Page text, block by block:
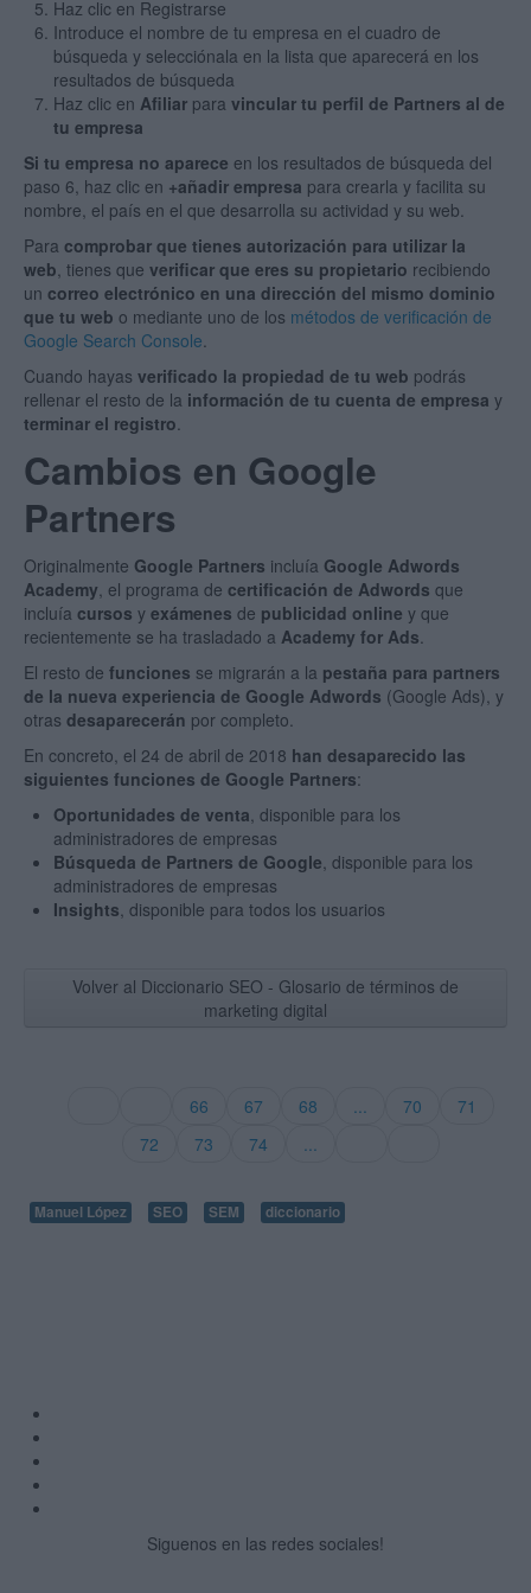
Haz clic en Registrarse
Introduce el nombre de tu empresa en el cuadro de
búsqueda y selecciónala en la lista que aparecerá en los
resultados de búsqueda
Haz clic en Afiliar para vincular tu perfil de Partners al de
tu empresa
Si tu empresa no aparece en los resultados de búsqueda del
paso 6, haz clic en +añadir empresa para crearla y facilita su
nombre, el país en el que desarrolla su actividad y su web.
Para comprobar que tienes autorización para utilizar la
web , tienes que verificar que eres su propietario recibiendo
un correo electrónico en una dirección del mismo dominio
que tu web o mediante uno de los métodos de verificación de
Google Search Console
Cuando hayas verificado la propiedad de tu web podrás
rellenar el resto de la información de tu cuenta de empresa y
terminar el registro
Cambios en Google
Partners
Originalmente Google Partners incluía Google Adwords
Academy , el programa de certificación de Adwords que
incluía cursos y exámenes de publicidad online y que
recientemente se ha trasladado a Academy for Ads
El resto de funciones se migrarán a la pestaña para partners
de la nueva experiencia de Google Adwords (Google Ads), y
otras desaparecerán por completo.
En concreto, el 24 de abril de 2018 han desaparecido las
siguientes funciones de Google Partners:
Oportunidades de venta , disponible para los
administradores de empresas
Búsqueda de Partners de Google , disponible para los
administradores de empresas
Insights , disponible para todos los usuarios
Volver al Diccionario SEO - Glosario de términos de
marketing digital
66 67 68 70
71
72
73 74
Manuel López SEO SEM diccionario
Siguenos en las redes sociales!